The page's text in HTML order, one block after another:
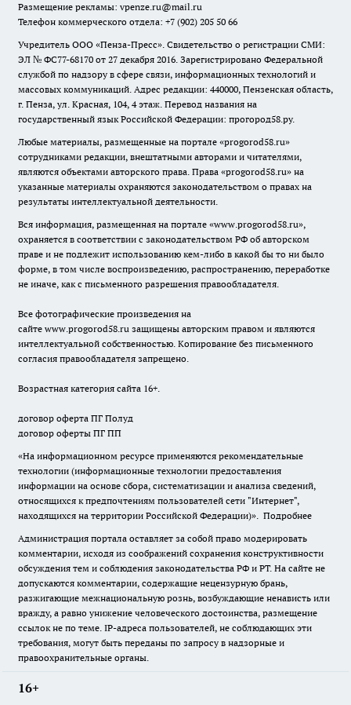
Размещение рекламы: vpenze.ru@mail.ru
Телефон коммерческого отдела: +7 (902) 205 50 66
Учредитель ООО «Пенза-Пресс». Свидетельство о регистрации СМИ:
ЭЛ № ФС77-68170 от 27 декабря 2016. Зарегистрировано Федеральной
службой по надзору в сфере связи, информационных технологий и
массовых коммуникаций. Адрес редакции: 440000, Пензенская область,
г. Пенза, ул. Красная, 104, 4 этаж. Перевод названия на
государственный язык Российской Федерации: прогород58.ру.
Любые материалы, размещенные на портале «progorod58.ru»
сотрудниками редакции, внештатными авторами и читателями,
являются объектами авторского права. Права «progorod58.ru» на
указанные материалы охраняются законодательством о правах на
результаты интеллектуальной деятельности.
Вся информация, размещенная на портале «www.progorod58.ru»,
охраняется в соответствии с законодательством РФ об авторском
праве и не подлежит использованию кем-либо в какой бы то ни было
форме, в том числе воспроизведению, распространению, переработке
не иначе, как с письменного разрешения правообладателя.
Все фотографические произведения на
сайте www.progorod58.ru защищены авторским правом и являются
интеллектуальной собственностью. Копирование без письменного
согласия правообладателя запрещено.
Возрастная категория сайта 16+.
договор оферта ПГ Полуд
договор оферты ПГ ПП
«На информационном ресурсе применяются рекомендательные
технологии (информационные технологии предоставления
информации на основе сбора, систематизации и анализа сведений,
относящихся к предпочтениям пользователей сети "Интернет",
находящихся на территории Российской Федерации)». Подробнее
Администрация портала оставляет за собой право модерировать
комментарии, исходя из соображений сохранения конструктивности
обсуждения тем и соблюдения законодательства РФ и РТ. На сайте не
допускаются комментарии, содержащие нецензурную брань,
разжигающие межнациональную рознь, возбуждающие ненависть или
вражду, а равно унижение человеческого достоинства, размещение
ссылок не по теме. IP-адреса пользователей, не соблюдающих эти
требования, могут быть переданы по запросу в надзорные и
правоохранительные органы.
16+